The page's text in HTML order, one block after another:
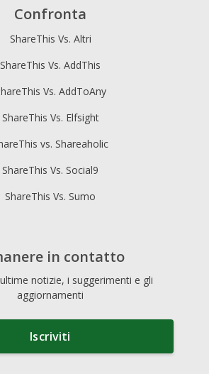
Confronta
ShareThis Vs. Altri
ShareThis Vs. AddThis
Vs. AddToAny
ShareThis Vs. Elfsight
vs. Shareaholic
ShareThis Vs. Social9
ShareThis Vs. Sumo
in contatto
notizie, i suggerimenti e gli
aggiornamenti
Iscriviti